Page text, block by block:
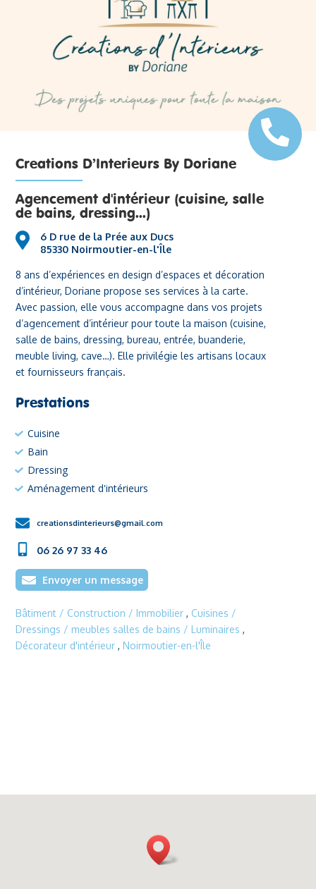
Creations D’Interieurs By Doriane
Agencement d'intérieur (cuisine, salle
de bains, dressing...)
6 D rue de la Prée aux Ducs
85330 Noirmoutier-en-l'Île
8 ans d’expériences en design d’espaces et décoration
d’intérieur, Doriane propose ses services à la carte.
Avec passion, elle vous accompagne dans vos projets
d’agencement d’intérieur pour toute la maison (cuisine,
salle de bains, dressing, bureau, entrée, buanderie,
meuble living, cave…). Elle privilégie les artisans locaux
et fournisseurs français.
Prestations
Cuisine
Bain
Dressing
Aménagement d'intérieurs
creationsdinterieurs@gmail.com
06 26 97 33 46
Envoyer un message
Bâtiment / Construction / Immobilier ,Cuisines /
Dressings / meubles salles de bains / Luminaires ,
Décorateur d'intérieur ,Noirmoutier-en-l'Île